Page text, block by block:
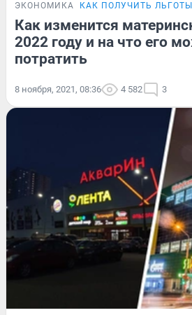
ЭКОНОМИКА КАК ПОЛУЧИТЬ
Как изменится
2022 году и на что его
потратить
8 ноября, 2021, 08:36 4 582 3